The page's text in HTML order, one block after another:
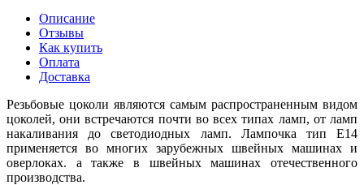
Описание
Отзывы
Как купить
Оплата
Доставка
Резьбовые цоколи являются самым распространенным видом
цоколей, они встречаются почти во всех типах ламп, от ламп
накаливания до светодиодных ламп. Лампочка тип Е14
применяется во многих зарубежных швейных машинах и
оверлоках. а также в швейных машинах отечественного
производства.